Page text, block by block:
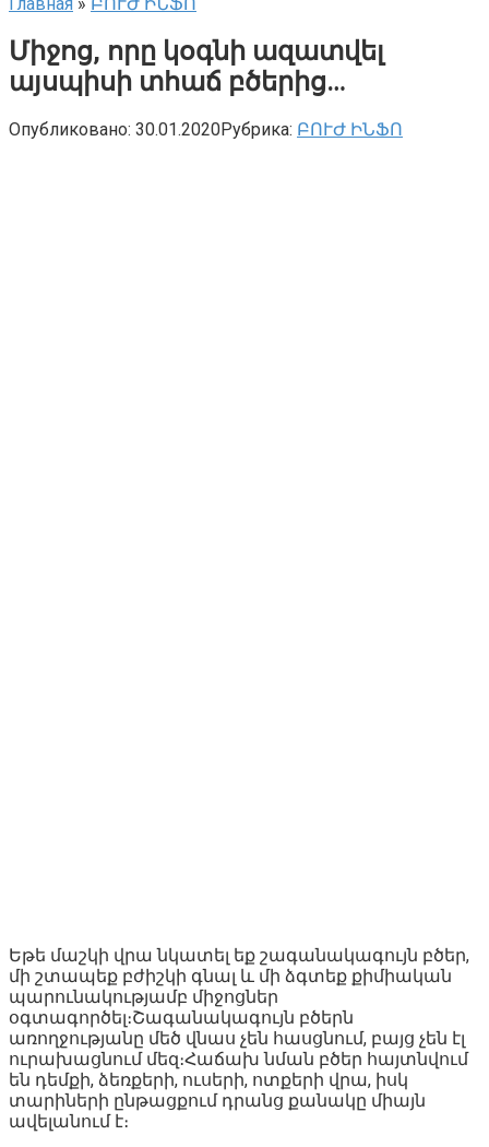
Միջոց, որը կօգնի ազատվել
այսպիսի տհաճ բծերից…
Опубликовано: 30.01.2020Рубрика: ԲՈՒԺ ԻՆՖՈ
Եթե մաշկի վրա նկատել եք շագանակագույն բծեր,
մի շտապեք բժիշկի գնալ և մի ձգտեք քիմիական
պարունակությամբ միջոցներ
օգտագործել։Շագանակագույն բծերն
առողջությանը մեծ վնաս չեն հասցնում, բայց չեն էլ
ուրախացնում մեզ։Հաճախ նման բծեր հայտնվում
են դեմքի, ձեռքերի, ուսերի, ոտքերի վրա, իսկ
տարիների ընթացքում դրանց քանակը միայն
ավելանում է։